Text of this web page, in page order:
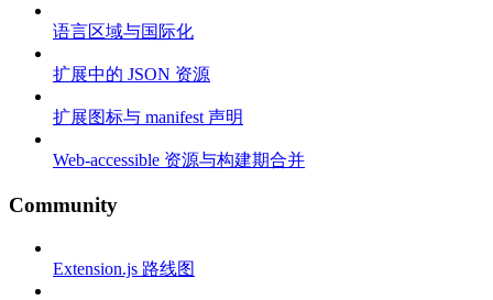
语言区域与国际化
扩展中的 JSON 资源
扩展图标与 manifest 声明
Web-accessible 资源与构建期合并
Community
Extension.js 路线图